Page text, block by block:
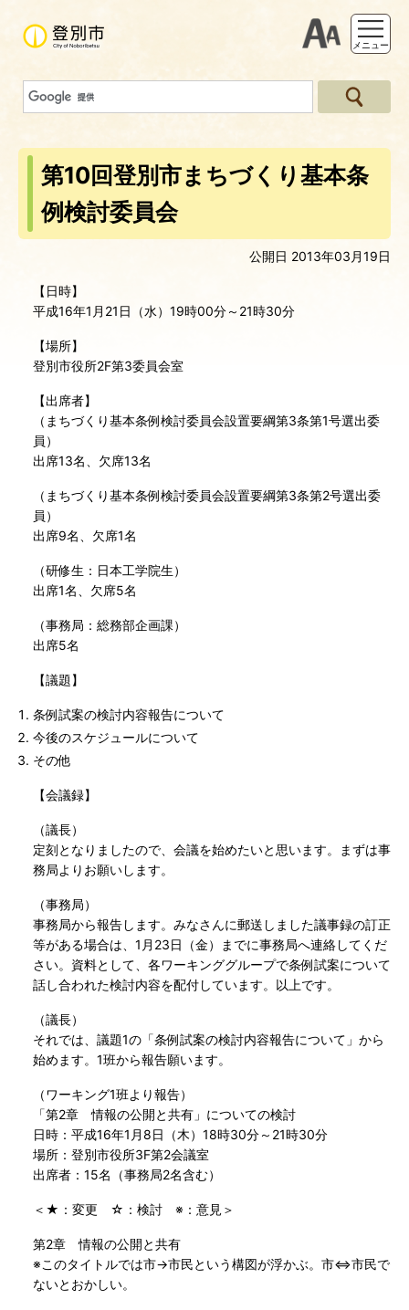
支援ツー
メニュー
第10回登別市まちづくり基本条
例検討委員会
公開日 2013年03月19日
【日時】
平成16年1月21日（水）19時00分～21時30分
【場所】
登別市役所2F第3委員会室
【出席者】
（まちづくり基本条例検討委員会設置要綱第3条第1号選出委
員）
出席13名、欠席13名
（まちづくり基本条例検討委員会設置要綱第3条第2号選出委
員）
出席9名、欠席1名
（研修生：日本工学院生）
出席1名、欠席5名
（事務局：総務部企画課）
出席5名
【議題】
条例試案の検討内容報告について
今後のスケジュールについて
その他
【会議録】
（議長）
定刻となりましたので、会議を始めたいと思います。まずは事
務局よりお願いします。
（事務局）
事務局から報告します。みなさんに郵送しました議事録の訂正
等がある場合は、1月23日（金）までに事務局へ連絡してくだ
さい。資料として、各ワーキンググループで条例試案について
話し合われた検討内容を配付しています。以上です。
（議長）
それでは、議題1の「条例試案の検討内容報告について」から
始めます。1班から報告願います。
（ワーキング1班より報告）
「第2章 情報の公開と共有」についての検討
日時：平成16年1月8日（木）18時30分～21時30分
場所：登別市役所3F第2会議室
出席者：15名（事務局2名含む）
＜★：変更 ☆：検討 ※：意見＞
第2章 情報の公開と共有
※このタイトルでは市→市民という構図が浮かぶ。市⇔市民で
ないとおかしい。